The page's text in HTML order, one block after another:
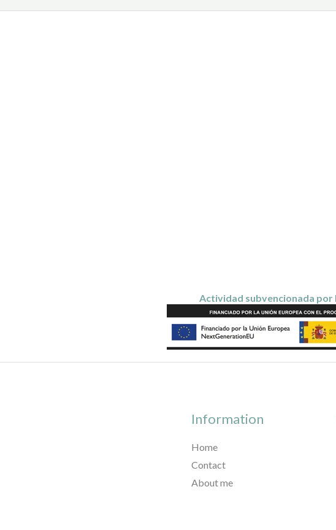
d
Actividad subvencionada por
Information
Home
Contact
About me